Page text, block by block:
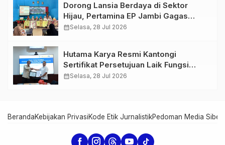
Dorong Lansia Berdaya di Sektor
Hijau, Pertamina EP Jambi Gagas
Lansiapreneur Batik Eco-Print
calendar_monthSelasa, 28 Jul 2026
Hutama Karya Resmi Kantongi
Sertifikat Persetujuan Laik Fungsi
Struktur Jembatan Musi V Tol
calendar_monthSelasa, 28 Jul 2026
BerandaKebijakan PrivasiKode Etik JurnalistikPedoman Media Siber